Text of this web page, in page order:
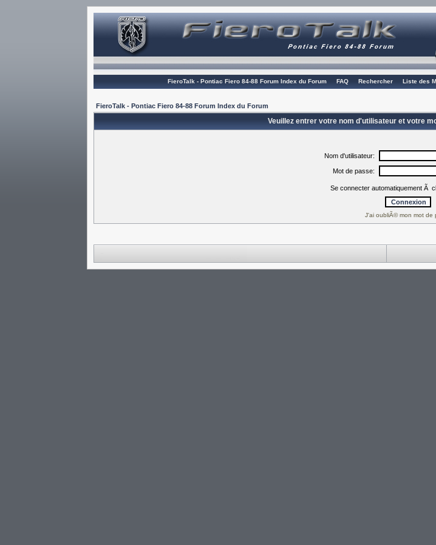
FieroTalk - Pontiac Fiero 84-88 Forum Index du Forum FAQ Rechercher Liste des
FieroTalk - Pontiac Fiero 84-88 Forum Index du Forum
Veuillez entrer votre nom d'utilisateur et votre
Nom d'utilisateur:
Mot de passe:
Se connecter automatiquement Ã
J'ai oubliÃ© mon mot de